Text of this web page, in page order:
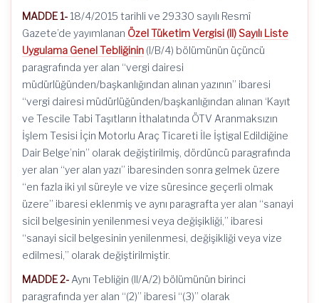
MADDE 1- 18/4/2015 tarihli ve 29330 sayılı Resmî
Gazete’de yayımlanan Özel Tüketim Vergisi (II) Sayılı Liste
Uygulama Genel Tebliğinin (I/B/4) bölümünün üçüncü
paragrafında yer alan “vergi dairesi
müdürlüğünden/başkanlığından alınan yazının” ibaresi
“vergi dairesi müdürlüğünden/başkanlığından alınan ‘Kayıt
ve Tescile Tabi Taşıtların İthalatında ÖTV Aranmaksızın
İşlem Tesisi İçin Motorlu Araç Ticareti İle İştigal Edildiğine
Dair Belge’nin” olarak değiştirilmiş, dördüncü paragrafında
yer alan “yer alan yazı” ibaresinden sonra gelmek üzere
“en fazla iki yıl süreyle ve vize süresince geçerli olmak
üzere” ibaresi eklenmiş ve aynı paragrafta yer alan “sanayi
sicil belgesinin yenilenmesi veya değişikliği,” ibaresi
“sanayi sicil belgesinin yenilenmesi, değişikliği veya vize
edilmesi,” olarak değiştirilmiştir.
MADDE 2- Aynı Tebliğin (II/A/2) bölümünün birinci
paragrafında yer alan “(2)” ibaresi “(3)” olarak